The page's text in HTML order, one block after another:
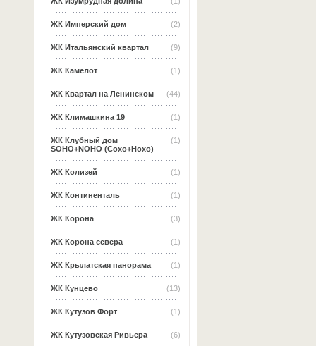
(2)
ЖК Имперский дом
(9)
ЖК Итальянский квартал
(1)
ЖК Камелот
(44)
ЖК Квартал на Ленинском
(1)
ЖК Климашкина 19
(1)
ЖК Клубный дом
SOHO+NOHO (Сохо+Нохо)
(1)
ЖК Колизей
(1)
ЖК Континенталь
(3)
ЖК Корона
(1)
ЖК Корона севера
(1)
ЖК Крылатская панорама
(13)
ЖК Кунцево
(1)
ЖК Кутузов Форт
(6)
ЖК Кутузовская Ривьера